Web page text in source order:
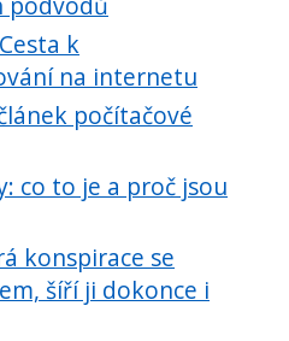
k
na internetu
počítačové
co to je a proč jsou
konspirace se
šíří ji dokonce i